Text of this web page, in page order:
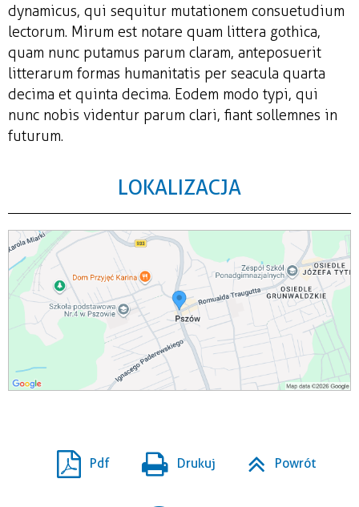
dynamicus, qui sequitur mutationem consuetudium
lectorum. Mirum est notare quam littera gothica,
quam nunc putamus parum claram, anteposuerit
litterarum formas humanitatis per seacula quarta
decima et quinta decima. Eodem modo typi, qui
nunc nobis videntur parum clari, fiant sollemnes in
futurum.
LOKALIZACJA
Pdf Drukuj Powrót